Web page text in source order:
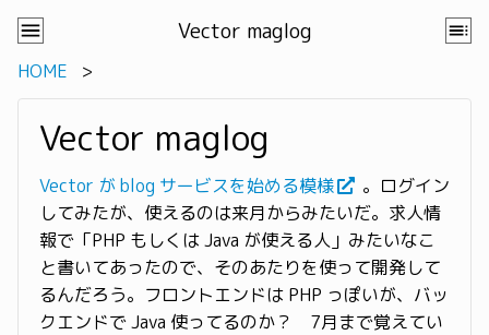
Vector maglog
HOME
Vector maglog
Vector が blog サービスを始める模様
。ログイン
してみたが、使えるのは来月からみたいだ。求人情
報で「PHP もしくは Java が使える人」みたいなこ
と書いてあったので、そのあたりを使って開発して
るんだろう。フロントエンドは PHP っぽいが、バッ
クエンドで Java 使ってるのか？ 7月まで覚えてい